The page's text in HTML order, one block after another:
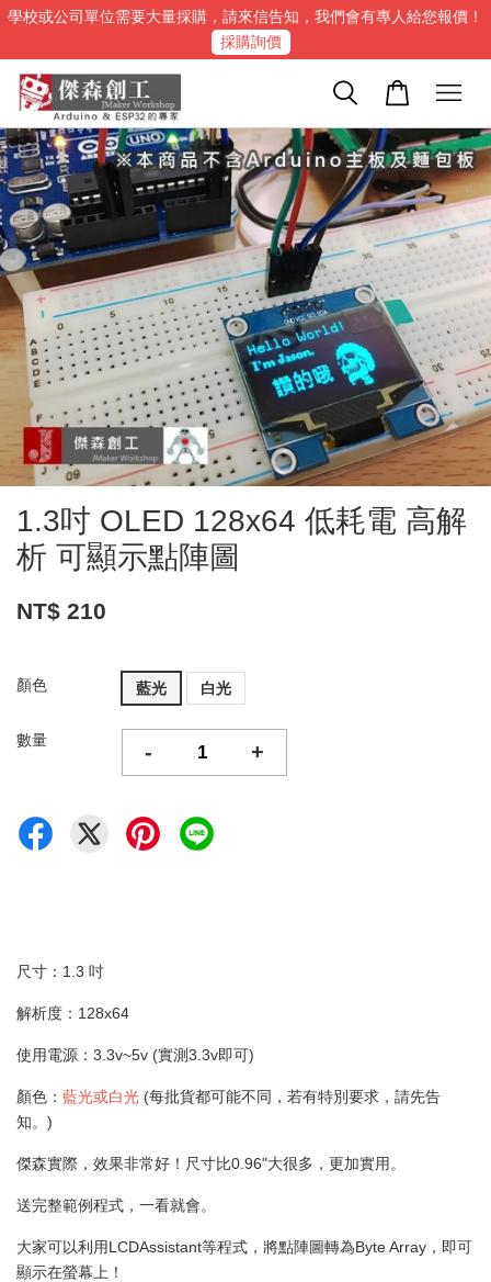
學校或公司單位需要大量採購，請來信告知，我們會有專人給您報價！
採購詢價
1.3吋 OLED 128x64 低耗電 高解
析 可顯示點陣圖
NT$ 210
顏色 藍光 白光
數量 - +
尺寸：1.3 吋
解析度：128x64
使用電源：3.3v~5v (實測3.3v即可)
顏色： 藍光或白光 (每批貨都可能不同，若有特別要求，請先告
知。)
傑森實際，效果非常好！尺寸比0.96"大很多，更加實用。
送完整範例程式，一看就會。
大家可以利用LCDAssistant等程式，將點陣圖轉為Byte Array，即可
顯示在螢幕上！